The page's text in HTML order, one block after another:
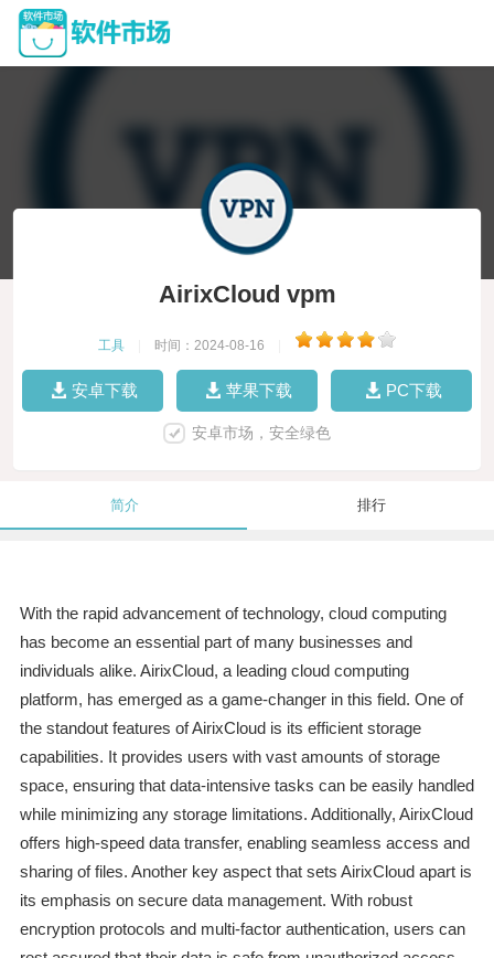
AirixCloud vpm
工具 时间：2024-08-16
安卓下载 苹果下载 PC下载
安卓市场，安全绿色
简介 排行
With the rapid advancement of technology, cloud computing
has become an essential part of many businesses and
individuals alike. AirixCloud, a leading cloud computing
platform, has emerged as a game-changer in this field. One of
the standout features of AirixCloud is its efficient storage
capabilities. It provides users with vast amounts of storage
space, ensuring that data-intensive tasks can be easily handled
while minimizing any storage limitations. Additionally, AirixCloud
offers high-speed data transfer, enabling seamless access and
sharing of files. Another key aspect that sets AirixCloud apart is
its emphasis on secure data management. With robust
encryption protocols and multi-factor authentication, users can